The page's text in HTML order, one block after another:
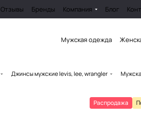
Отзывы Бренды Компания Блог
Мужская одежда
Джинсы мужские levis, lee, wrangler
Распродажа